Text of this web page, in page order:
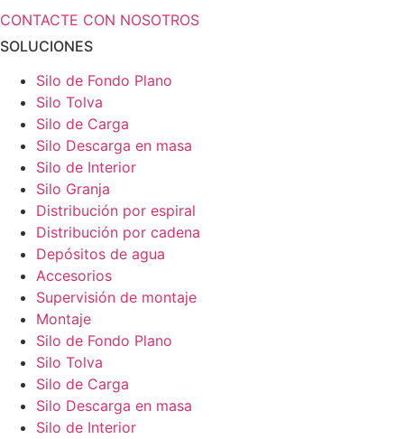
CONTACTE CON NOSOTROS
SOLUCIONES
Silo de Fondo Plano
Silo Tolva
Silo de Carga
Silo Descarga en masa
Silo de Interior
Silo Granja
Distribución por espiral
Distribución por cadena
Depósitos de agua
Accesorios
Supervisión de montaje
Montaje
Silo de Fondo Plano
Silo Tolva
Silo de Carga
Silo Descarga en masa
Silo de Interior